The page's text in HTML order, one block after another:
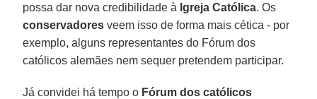
possa dar nova credibilidade à Igreja Católica. Os
conservadores veem isso de forma mais cética - por
exemplo, alguns representantes do Fórum dos
católicos alemães nem sequer pretendem participar.
Já convidei há tempo o Fórum dos católicos